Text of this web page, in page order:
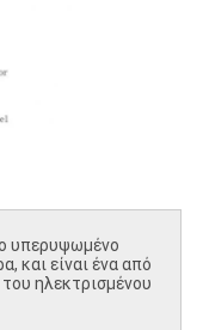
υπερυψωμένο
και είναι ένα από
ηλεκτρισμένου